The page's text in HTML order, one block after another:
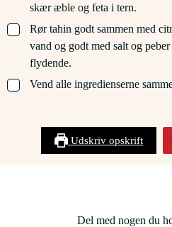
skær æble og feta i tern.
▢
Rør tahin godt sammen med
vand og godt med salt og
flydende.
▢
Vend alle ingredienserne
Udskriv opskrift
Del med nogen du